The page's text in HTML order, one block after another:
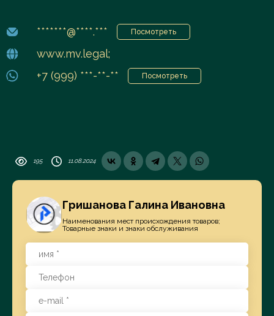
*******@****.*** Посмотреть
www.mv.legal;
+7 (999) ***-**-**
Посмотреть
195 11.08.2024
Гришанова Галина Ивановна
Наименования мест происхождения товаров;
Товарные знаки и знаки обслуживания